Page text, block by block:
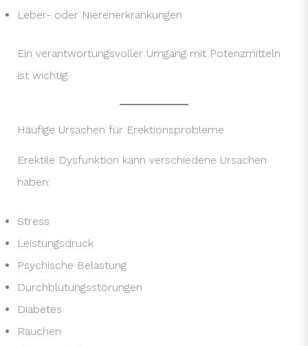
Leber- oder Nierenerkrankungen
Ein verantwortungsvoller Umgang mit Potenzmitteln
ist wichtig.
Häufige Ursachen für Erektionsprobleme
Erektile Dysfunktion kann verschiedene Ursachen
haben:
Stress
Leistungsdruck
Psychische Belastung
Durchblutungsstörungen
Diabetes
Rauchen